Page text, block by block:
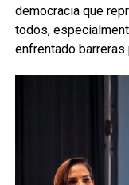
democracia que
todos,
enfrentado